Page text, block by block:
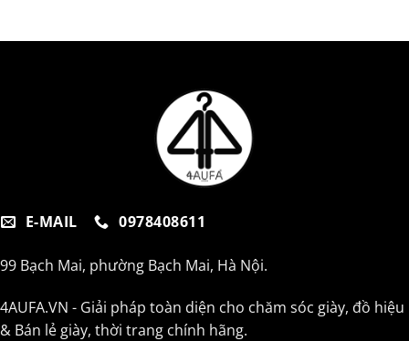
E-MAIL 0978408611
99 Bạch Mai, phường Bạch Mai, Hà Nội.
4AUFA.VN - Giải pháp toàn diện cho chăm sóc giày, đồ hiệu
& Bán lẻ giày, thời trang chính hãng.